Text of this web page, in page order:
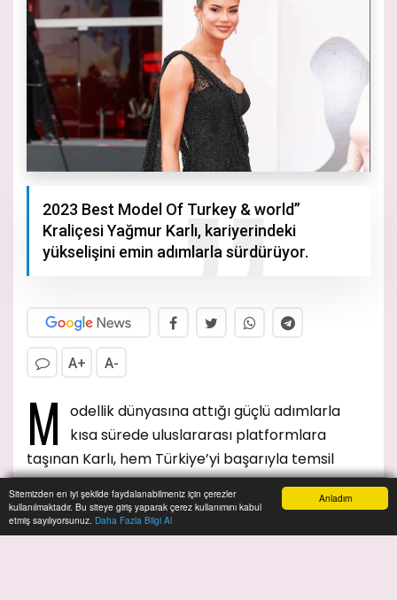
Anladım
Sitemizden en iyi şekilde faydalanabilmeniz için çerezler
kullanılmaktadır. Bu siteye giriş yaparak çerez kullanımını kabul
etmiş sayılıyorsunuz. Daha Fazla Bilgi Al
2023 Best Model Of Turkey & world”
Kraliçesi Yağmur Karlı, kariyerindeki
yükselişini emin adımlarla sürdürüyor.
A+ A-
M
odellik dünyasına attığı güçlü adımlarla
kısa sürede uluslararası platformlara
taşınan Karlı, hem Türkiye’yi başarıyla temsil
ediyor hem de elde ettiği başarılarla adını moda
tarihine yıldız harflerle yazdırıyor.
Anasayfa Yazarlar Haber Ara İhbar Hattı Menu